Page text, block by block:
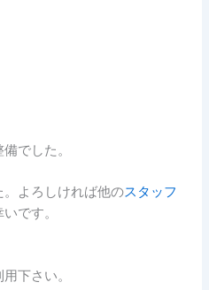
でした。
よろしければ他のスタッフ
です。
下さい。